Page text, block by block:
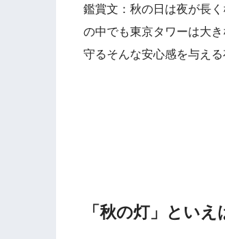
鑑賞文：秋の日は夜が長
の中でも東京タワーは大
守るそんな安心感を与える
「秋の灯」といえ